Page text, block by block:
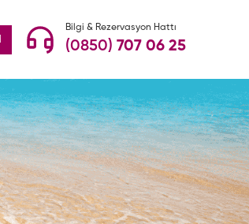
Bilgi & Rezervasyon Hattı
(0850) 707 06 25